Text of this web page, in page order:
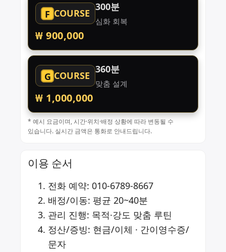
F COURSE
300분
심화 회복
₩ 900,000
G COURSE
360분
맞춤 설계
₩ 1,000,000
* 예시 요금이며, 시간·위치·배정 상황에 따라 변동될 수
있습니다. 실시간 금액은 통화로 안내드립니다.
이용 순서
전화 예약:010-6789-8667
배정/이동: 평균 20~40분
관리 진행: 목적·강도 맞춤 루틴
정산/증빙: 현금/이체 · 간이영수증/
문자